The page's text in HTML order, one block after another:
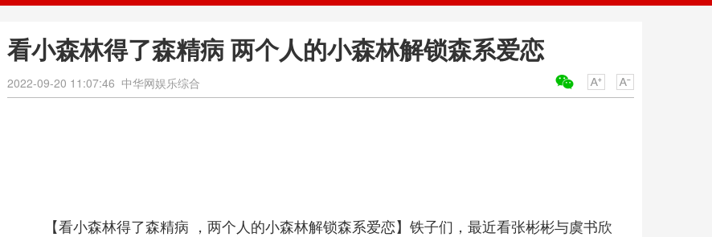
看小森林得了森精病 两个人的小森林解锁森系爱恋
2022-09-20 11:07:46 中华网娱乐综合
【看小森林得了森精病 ，两个人的小森林解锁森系爱恋】铁子们，最近看张彬彬与虞书欣